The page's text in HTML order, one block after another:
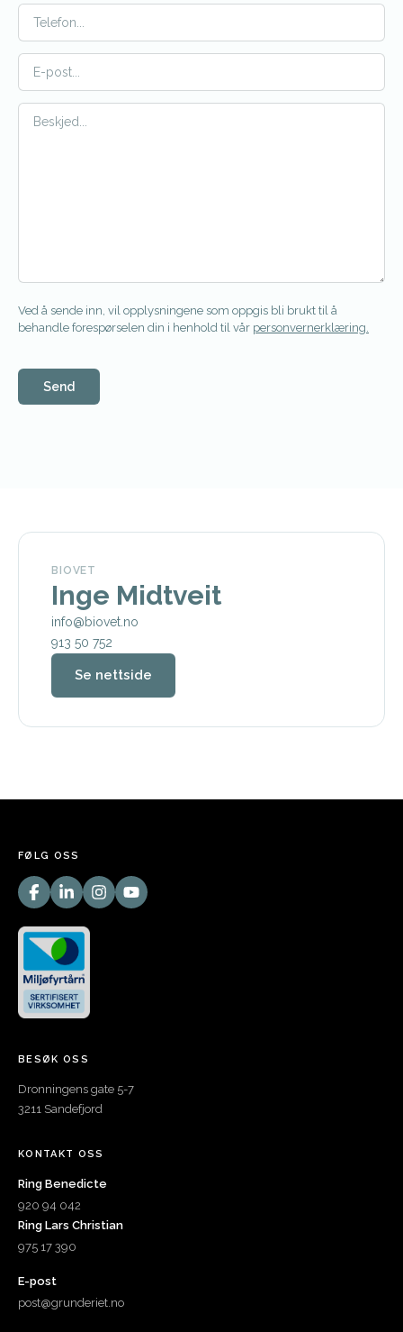
Ved å sende inn, vil opplysningene som oppgis bli brukt til å
behandle forespørselen din i henhold til vår personvernerklæring.
BIOVET
Inge Midtveit
info@biovet.no
913 50 752
Se nettside
FØLG OSS
BESØK OSS
Dronningens gate 5-7
3211 Sandefjord
KONTAKT OSS
Ring Benedicte
920 94 042
Ring Lars Christian
975 17 390
E-post
post@grunderiet.no